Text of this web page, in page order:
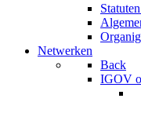
Netwerken
Back
IGOV